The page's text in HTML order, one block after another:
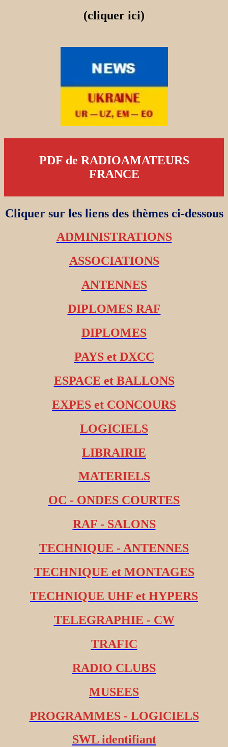
(cliquer ici)
PDF de RADIOAMATEURS
FRANCE
Cliquer sur les liens des thèmes ci-dessous
ADMINISTRATIONS
ASSOCIATIONS
ANTENNES
DIPLOMES RAF
DIPLOMES
PAYS et DXCC
ESPACE et BALLONS
EXPES et CONCOURS
LOGICIELS
LIBRAIRIE
MATERIELS
OC - ONDES COURTES
RAF - SALONS
TECHNIQUE - ANTENNES
TECHNIQUE et MONTAGES
TECHNIQUE UHF et HYPERS
TELEGRAPHIE - CW
TRAFIC
RADIO CLUBS
MUSEES
PROGRAMMES - LOGICIELS
SWL identifiant